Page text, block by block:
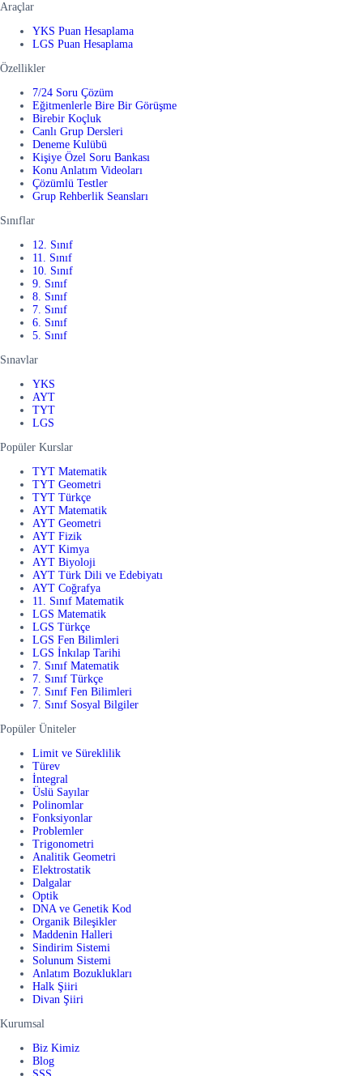
Araçlar
YKS Puan Hesaplama
LGS Puan Hesaplama
Özellikler
7/24 Soru Çözüm
Eğitmenlerle Bire Bir Görüşme
Birebir Koçluk
Canlı Grup Dersleri
Deneme Kulübü
Kişiye Özel Soru Bankası
Konu Anlatım Videoları
Çözümlü Testler
Grup Rehberlik Seansları
Sınıflar
12. Sınıf
11. Sınıf
10. Sınıf
9. Sınıf
8. Sınıf
7. Sınıf
6. Sınıf
5. Sınıf
Sınavlar
YKS
AYT
TYT
LGS
Popüler Kurslar
TYT Matematik
TYT Geometri
TYT Türkçe
AYT Matematik
AYT Geometri
AYT Fizik
AYT Kimya
AYT Biyoloji
AYT Türk Dili ve Edebiyatı
AYT Coğrafya
11. Sınıf Matematik
LGS Matematik
LGS Türkçe
LGS Fen Bilimleri
LGS İnkılap Tarihi
7. Sınıf Matematik
7. Sınıf Türkçe
7. Sınıf Fen Bilimleri
7. Sınıf Sosyal Bilgiler
Popüler Üniteler
Limit ve Süreklilik
Türev
İntegral
Üslü Sayılar
Polinomlar
Fonksiyonlar
Problemler
Trigonometri
Analitik Geometri
Elektrostatik
Dalgalar
Optik
DNA ve Genetik Kod
Organik Bileşikler
Maddenin Halleri
Sindirim Sistemi
Solunum Sistemi
Anlatım Bozuklukları
Halk Şiiri
Divan Şiiri
Kurumsal
Biz Kimiz
Blog